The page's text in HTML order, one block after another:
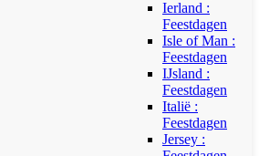
Ierland :
Feestdagen
Isle of Man :
Feestdagen
IJsland :
Feestdagen
Italië :
Feestdagen
Jersey :